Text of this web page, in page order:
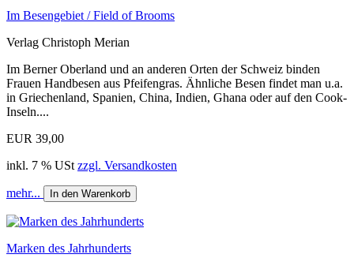
Im Besengebiet / Field of Brooms
Verlag Christoph Merian
Im Berner Oberland und an anderen Orten der Schweiz binden
Frauen Handbesen aus Pfeifengras. Ähnliche Besen findet man u.a.
in Griechenland, Spanien, China, Indien, Ghana oder auf den Cook-
Inseln....
EUR 39,00
inkl. 7 % USt zzgl. Versandkosten
mehr... In den Warenkorb
Marken des Jahrhunderts